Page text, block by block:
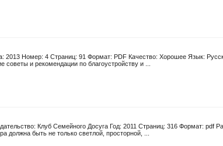
2013 Номер: 4 Страниц: 91 Формат: PDF Качество: Хорошее Язык:
и рекомендации по благоустройству и ...
Клуб Семейного Досуга Год: 2011 Страниц: 316 Формат: pdf
должна быть не только светлой, просторной, ...